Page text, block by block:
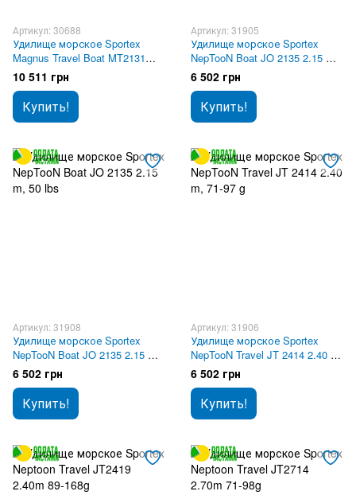
Артикул: 30688
Удилище морское Sportex
Magnus Travel Boat MT2131
2.10 м, 30lbs
10 511 грн
Купить!
Артикул: 31905
Удилище морское Sportex
NepTooN Boat JO 2135 2.15 m,
30 lbs
6 502 грн
Купить!
Артикул: 31908
Удилище морское Sportex
NepTooN Boat JO 2135 2.15 m,
50 lbs
6 502 грн
Купить!
Артикул: 31906
Удилище морское Sportex
NepTooN Travel JT 2414 2.40 m,
71-97 g
6 502 грн
Купить!